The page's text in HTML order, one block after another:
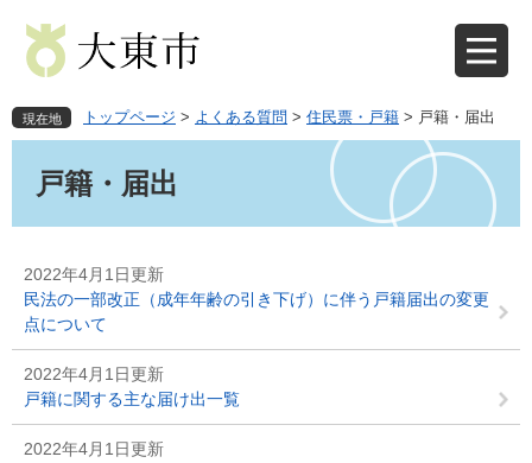
先
頭
を
飛
現在地 トップページ > よくある質問 > 住民票・戸籍 > 戸籍・届出
戸籍・届出
2022年4月1日更新
民法の一部改正（成年年齢の引き下げ）に伴う戸籍届出の変更
点について
2022年4月1日更新
戸籍に関する主な届け出一覧
2022年4月1日更新